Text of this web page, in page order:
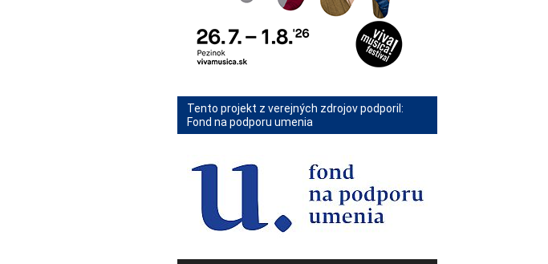
Tento projekt z verejných zdrojov podporil:
Fond na podporu umenia